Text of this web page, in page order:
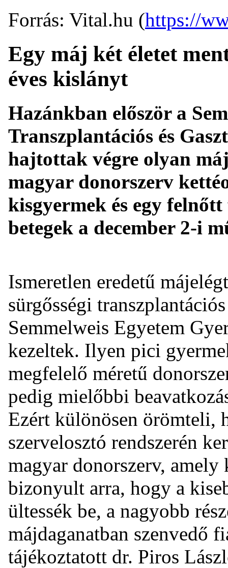
Forrás: Vital.hu (https://
Egy máj két életet
éves kislányt
Hazánkban először a
Transzplantációs és
hajtottak végre olyan
magyar donorszerv
kisgyermek és egy
betegek a december 2-i
Ismeretlen eredetű
sürgősségi
Semmelweis Egyetem
kezeltek. Ilyen pici
megfelelő méretű
pedig mielőbbi
Ezért különösen örömteli,
szervelosztó rendszerén
magyar donorszerv, amely
bizonyult arra, hogy a
ültessék be, a nagyobb
májdaganatban szenvedő
tájékoztatott dr. Piros